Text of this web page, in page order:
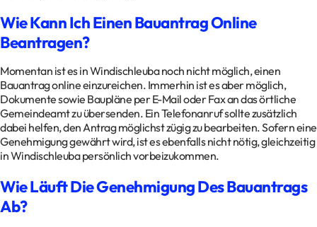
Wie Kann Ich Einen Bauantrag Online
Beantragen?
Momentan ist es in Windischleuba noch nicht möglich, einen
Bauantrag online einzureichen. Immerhin ist es aber möglich,
Dokumente sowie Baupläne per E-Mail oder Fax an das örtliche
Gemeindeamt zu übersenden. Ein Telefonanruf sollte zusätzlich
dabei helfen, den Antrag möglichst zügig zu bearbeiten. Sofern eine
Genehmigung gewährt wird, ist es ebenfalls nicht nötig, gleichzeitig
in Windischleuba persönlich vorbeizukommen.
Wie Läuft Die Genehmigung Des Bauantrags
Ab?